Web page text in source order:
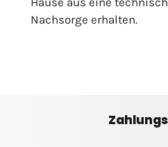
Nachsorge erhalten.